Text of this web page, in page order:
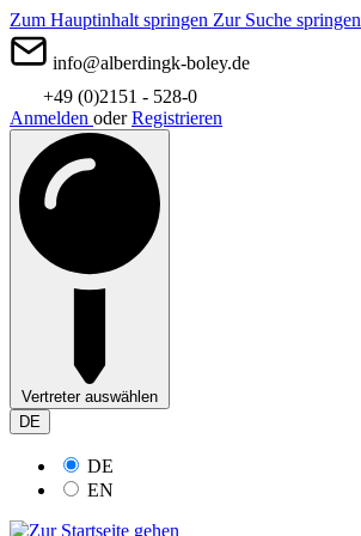
Zum Hauptinhalt springen Zur Suche springen
info@alberdingk-boley.de
+49 (0)2151 - 528-0
Anmelden oder Registrieren
Vertreter auswählen
DE
DE
EN